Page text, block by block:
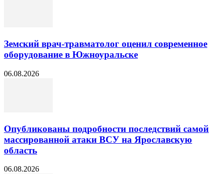
Земский врач-травматолог оценил современное
оборудование в Южноуральске
06.08.2026
Опубликованы подробности последствий самой
массированной атаки ВСУ на Ярославскую
область
06.08.2026